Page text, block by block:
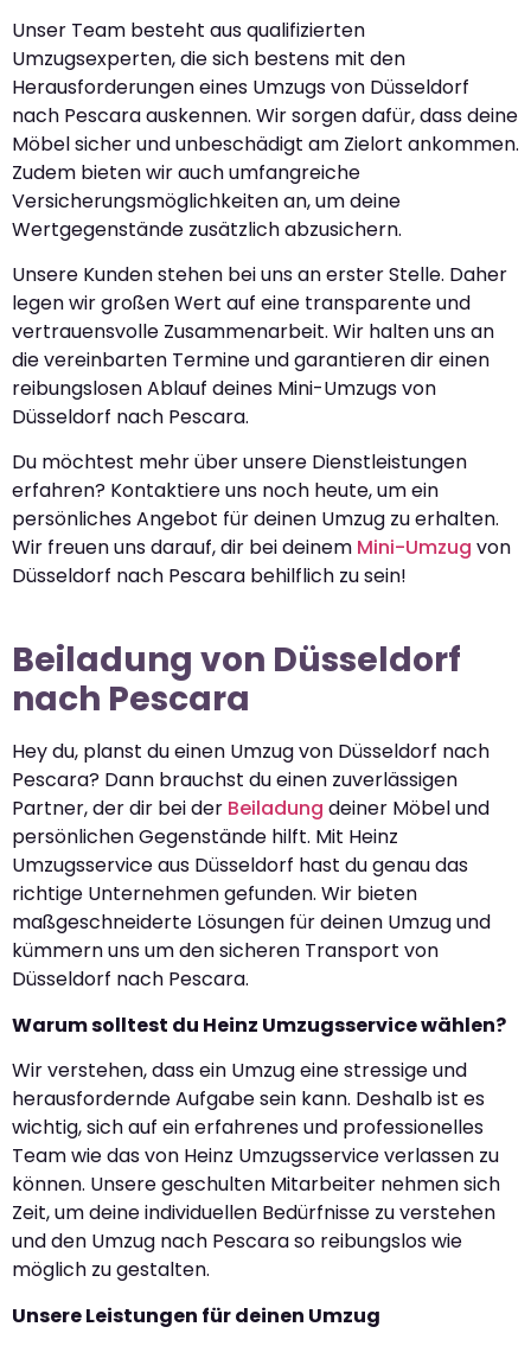
Unser Team besteht aus qualifizierten
Umzugsexperten, die sich bestens mit den
Herausforderungen eines Umzugs von Düsseldorf
nach Pescara auskennen. Wir sorgen dafür, dass deine
Möbel sicher und unbeschädigt am Zielort ankommen.
Zudem bieten wir auch umfangreiche
Versicherungsmöglichkeiten an, um deine
Wertgegenstände zusätzlich abzusichern.
Unsere Kunden stehen bei uns an erster Stelle. Daher
legen wir großen Wert auf eine transparente und
vertrauensvolle Zusammenarbeit. Wir halten uns an
die vereinbarten Termine und garantieren dir einen
reibungslosen Ablauf deines Mini-Umzugs von
Düsseldorf nach Pescara.
Du möchtest mehr über unsere Dienstleistungen
erfahren? Kontaktiere uns noch heute, um ein
persönliches Angebot für deinen Umzug zu erhalten.
Wir freuen uns darauf, dir bei deinem Mini-Umzug von
Düsseldorf nach Pescara behilflich zu sein!
Beiladung von Düsseldorf
nach Pescara
Hey du, planst du einen Umzug von Düsseldorf nach
Pescara? Dann brauchst du einen zuverlässigen
Partner, der dir bei der Beiladung deiner Möbel und
persönlichen Gegenstände hilft. Mit Heinz
Umzugsservice aus Düsseldorf hast du genau das
richtige Unternehmen gefunden. Wir bieten
maßgeschneiderte Lösungen für deinen Umzug und
kümmern uns um den sicheren Transport von
Düsseldorf nach Pescara.
Warum solltest du Heinz Umzugsservice wählen?
Wir verstehen, dass ein Umzug eine stressige und
herausfordernde Aufgabe sein kann. Deshalb ist es
wichtig, sich auf ein erfahrenes und professionelles
Team wie das von Heinz Umzugsservice verlassen zu
können. Unsere geschulten Mitarbeiter nehmen sich
Zeit, um deine individuellen Bedürfnisse zu verstehen
und den Umzug nach Pescara so reibungslos wie
möglich zu gestalten.
Unsere Leistungen für deinen Umzug